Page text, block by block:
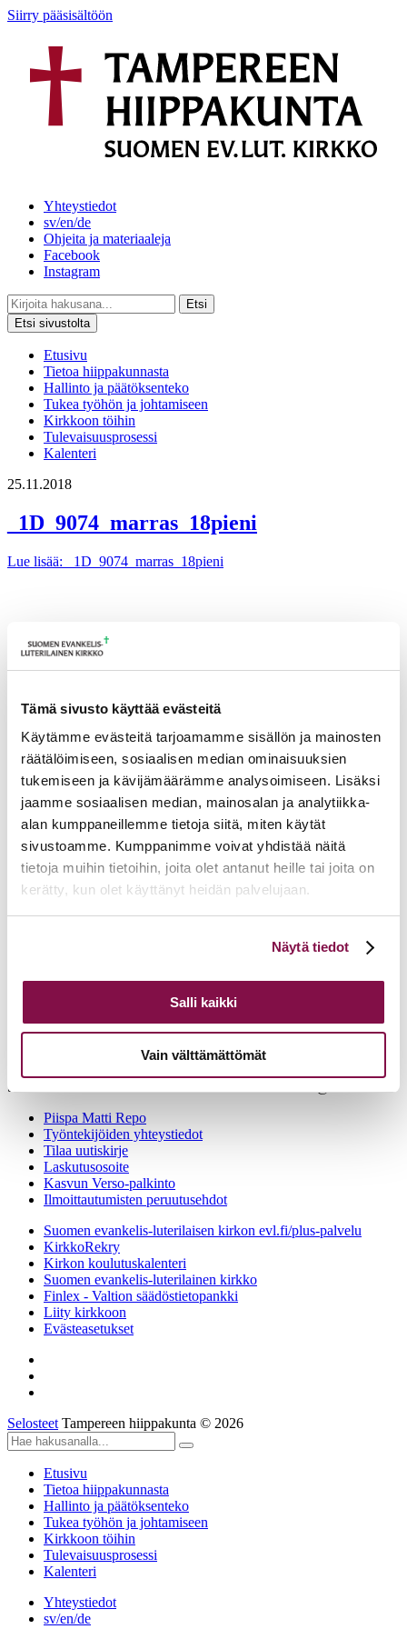
Tämä sivusto käyttää evästeitä
Käytämme evästeitä tarjoamamme sisällön ja mainosten
räätälöimiseen, sosiaalisen median ominaisuuksien
tukemiseen ja kävijämäärämme analysoimiseen. Lisäksi
jaamme sosiaalisen median, mainosalan ja analytiikka-
alan kumppaneillemme tietoja siitä, miten käytät
sivustoamme. Kumppanimme voivat yhdistää näitä
tietoja muihin tietoihin, joita olet antanut heille tai joita on
kerätty, kun olet käyttänyt heidän palvelujaan.
linkistä.
Näytä tiedot
Salli kaikki
Vain välttämättömät
Siirry pääsisältöön
Yhteystiedot
sv/en/de
Ohjeita ja materiaaleja
Facebook
Instagram
Etsi
Etsi sivustolta
Etusivu
Tietoa hiippakunnasta
Hallinto ja päätöksenteko
Tukea työhön ja johtamiseen
Kirkkoon töihin
Tulevaisuusprosessi
Kalenteri
25.11.2018
_1D_9074_marras_18pieni
Lue lisää: _1D_9074_marras_18pieni
33200 Tampere
Tuomiokapitulin virasto on avoinna vain sopimuksen mukaan
Sanna Ora-Tuominen +358 50 5733 745 tai sanna.ora@evl.fi.
Piispa Matti Repo
Työntekijöiden yhteystiedot
Tilaa uutiskirje
Laskutusosoite
Kasvun Verso-palkinto
Ilmoittautumisten peruutusehdot
Suomen evankelis-luterilaisen kirkon evl.fi/plus-palvelu
KirkkoRekry
Kirkon koulutuskalenteri
Suomen evankelis-luterilainen kirkko
Finlex - Valtion säädöstietopankki
Liity kirkkoon
Evästeasetukset
Selosteet Tampereen hiippakunta © 2026
Etusivu
Tietoa hiippakunnasta
Hallinto ja päätöksenteko
Tukea työhön ja johtamiseen
Kirkkoon töihin
Tulevaisuusprosessi
Kalenteri
Yhteystiedot
sv/en/de